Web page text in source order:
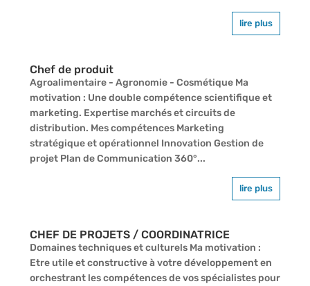
lire plus
Chef de produit
Agroalimentaire - Agronomie - Cosmétique Ma
motivation : Une double compétence scientifique et
marketing. Expertise marchés et circuits de
distribution. Mes compétences Marketing
stratégique et opérationnel Innovation Gestion de
projet Plan de Communication 360°...
lire plus
CHEF DE PROJETS / COORDINATRICE
Domaines techniques et culturels Ma motivation :
Etre utile et constructive à votre développement en
orchestrant les compétences de vos spécialistes pour